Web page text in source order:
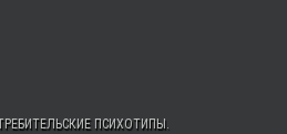
ПСИХОТИПЫ.